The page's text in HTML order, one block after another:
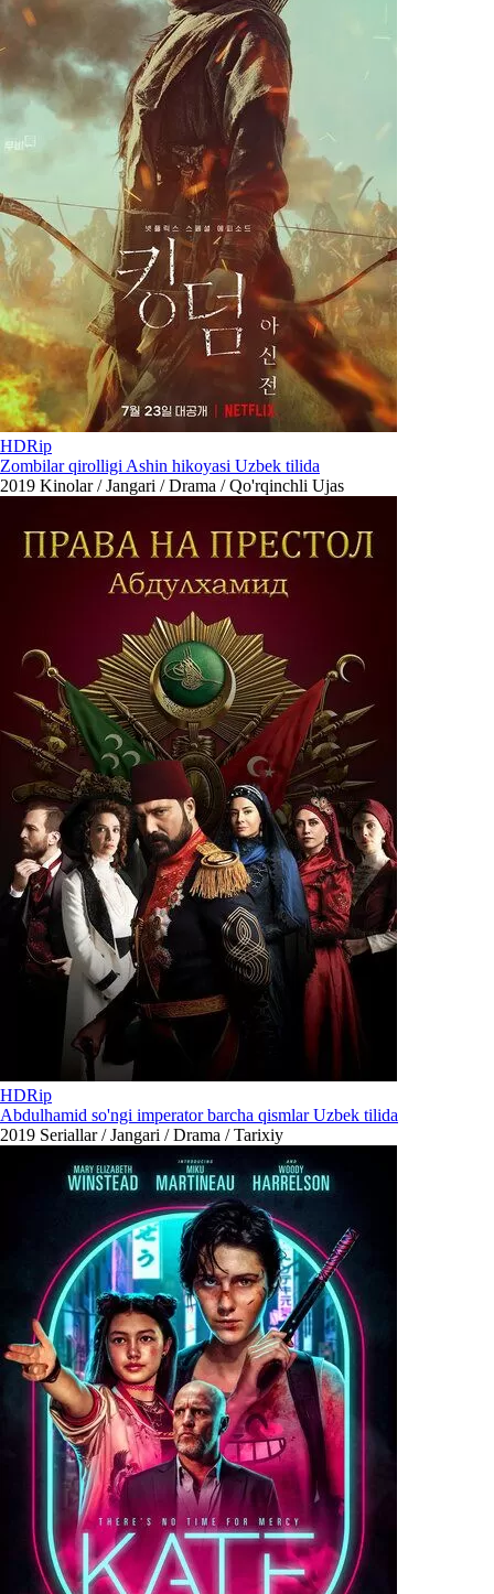
HDRip
Zombilar qirolligi Ashin hikoyasi Uzbek tilida
2019 Kinolar / Jangari / Drama / Qo'rqinchli Ujas
HDRip
Abdulhamid so'ngi imperator barcha qismlar Uzbek tilida
2019 Seriallar / Jangari / Drama / Tarixiy